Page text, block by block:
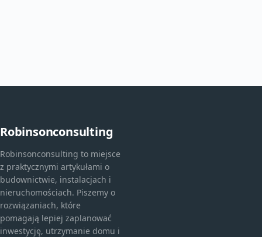
Robinsonconsulting
Robinsonconsulting to miejsce
z praktycznymi artykułami o
budownictwie, instalacjach i
nieruchomościach. Piszemy o
rozwiązaniach, które
pomagają lepiej zaplanować
inwestycję, utrzymanie domu i